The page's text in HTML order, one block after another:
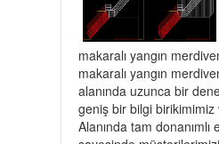
makaralı yangın
makaralı yangın
alanında uzunca bir
geniş bir bilgi birikimimiz
Alanında tam